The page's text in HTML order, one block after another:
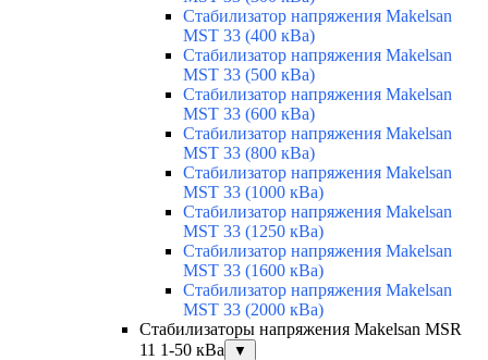
Стабилизатор напряжения Makelsan
MST 33 (400 кВа)
Стабилизатор напряжения Makelsan
MST 33 (500 кВа)
Стабилизатор напряжения Makelsan
MST 33 (600 кВа)
Стабилизатор напряжения Makelsan
MST 33 (800 кВа)
Стабилизатор напряжения Makelsan
MST 33 (1000 кВа)
Стабилизатор напряжения Makelsan
MST 33 (1250 кВа)
Стабилизатор напряжения Makelsan
MST 33 (1600 кВа)
Стабилизатор напряжения Makelsan
MST 33 (2000 кВа)
Стабилизаторы напряжения Makelsan MSR
11 1-50 кВа
▼